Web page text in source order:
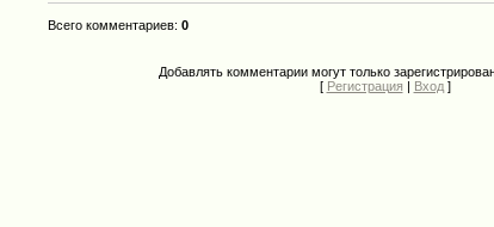
Всего комментариев: 0
Добавлять комментарии могут только
[ Регистрация | Вход]